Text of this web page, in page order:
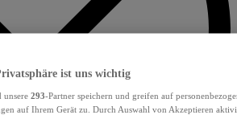
ist uns wichtig
unsere 293-Partner speichern und greifen auf
auf Ihrem Gerät zu. Durch Auswahl von Akzeptieren